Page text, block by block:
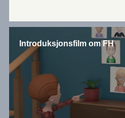
Introduksjonsfilm om FH